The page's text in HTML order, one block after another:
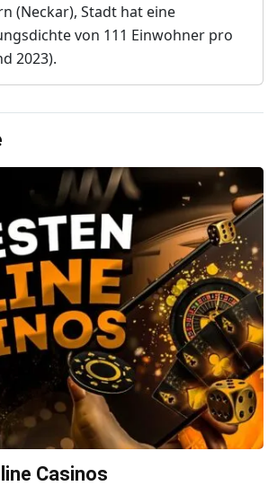
(Neckar), Stadt hat eine
von 111 Einwohner pro
2023).
Casinos